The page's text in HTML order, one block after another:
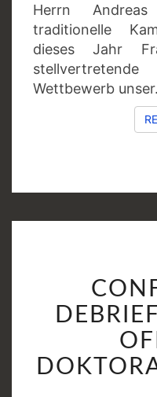
Herrn
traditionelle
dieses Jahr
stellvertretende
Wettbewerb